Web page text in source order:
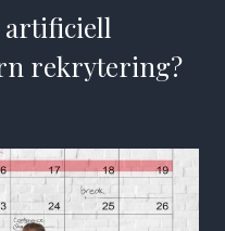
artificiell
rekrytering?